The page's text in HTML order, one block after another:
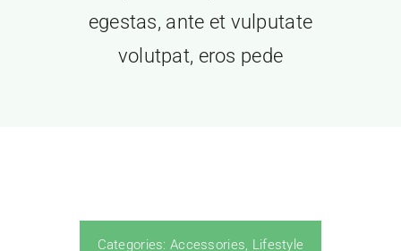
egestas, ante et vulputate
volutpat, eros pede
Categories:Accessories, Lifestyle